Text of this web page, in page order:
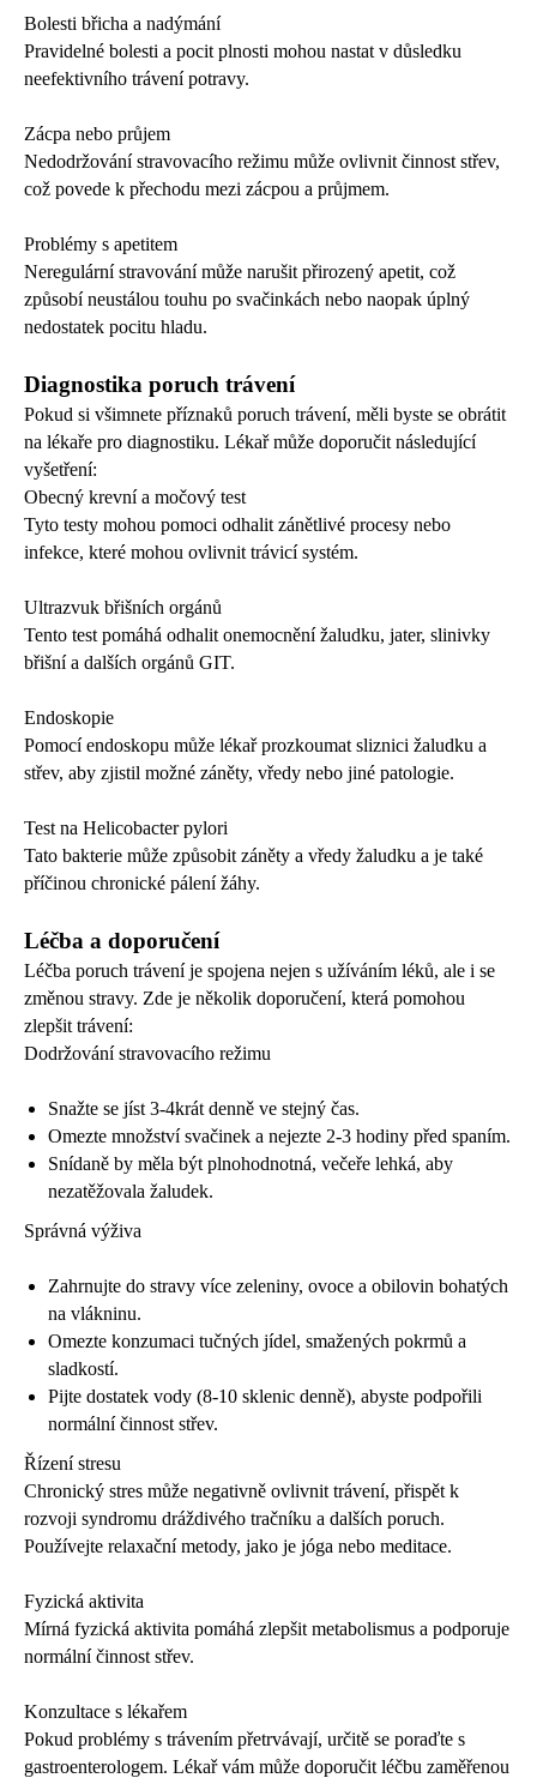
Bolesti břicha a nadýmání
Pravidelné bolesti a pocit plnosti mohou nastat v důsledku
neefektivního trávení potravy.
Zácpa nebo průjem
Nedodržování stravovacího režimu může ovlivnit činnost střev,
což povede k přechodu mezi zácpou a průjmem.
Problémy s apetitem
Neregulární stravování může narušit přirozený apetit, což
způsobí neustálou touhu po svačinkách nebo naopak úplný
nedostatek pocitu hladu.
Diagnostika poruch trávení
Pokud si všimnete příznaků poruch trávení, měli byste se obrátit
na lékaře pro diagnostiku. Lékař může doporučit následující
vyšetření:
Obecný krevní a močový test
Tyto testy mohou pomoci odhalit zánětlivé procesy nebo
infekce, které mohou ovlivnit trávicí systém.
Ultrazvuk břišních orgánů
Tento test pomáhá odhalit onemocnění žaludku, jater, slinivky
břišní a dalších orgánů GIT.
Endoskopie
Pomocí endoskopu může lékař prozkoumat sliznici žaludku a
střev, aby zjistil možné záněty, vředy nebo jiné patologie.
Test na Helicobacter pylori
Tato bakterie může způsobit záněty a vředy žaludku a je také
příčinou chronické pálení žáhy.
Léčba a doporučení
Léčba poruch trávení je spojena nejen s užíváním léků, ale i se
změnou stravy. Zde je několik doporučení, která pomohou
zlepšit trávení:
Dodržování stravovacího režimu
Snažte se jíst 3-4krát denně ve stejný čas.
Omezte množství svačinek a nejezte 2-3 hodiny před spaním.
Snídaně by měla být plnohodnotná, večeře lehká, aby
nezatěžovala žaludek.
Správná výživa
Zahrnujte do stravy více zeleniny, ovoce a obilovin bohatých
na vlákninu.
Omezte konzumaci tučných jídel, smažených pokrmů a
sladkostí.
Pijte dostatek vody (8-10 sklenic denně), abyste podpořili
normální činnost střev.
Řízení stresu
Chronický stres může negativně ovlivnit trávení, přispět k
rozvoji syndromu dráždivého tračníku a dalších poruch.
Používejte relaxační metody, jako je jóga nebo meditace.
Fyzická aktivita
Mírná fyzická aktivita pomáhá zlepšit metabolismus a podporuje
normální činnost střev.
Konzultace s lékařem
Pokud problémy s trávením přetrvávají, určitě se poraďte s
gastroenterologem. Lékař vám může doporučit léčbu zaměřenou